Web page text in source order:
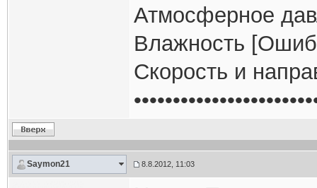
Атмосферное
Влажность
Скорость и
Saymon21 8.8.2012, 11:03